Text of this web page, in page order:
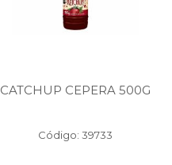
CATCHUP CEPERA 500G
Código: 39733